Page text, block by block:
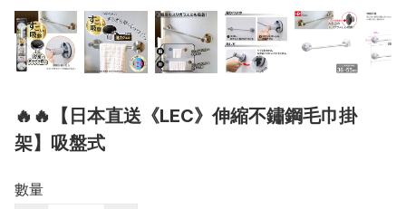
🔥🔥【日本直送《LEC》伸縮不鏽鋼毛巾掛
架】吸盤式
數量